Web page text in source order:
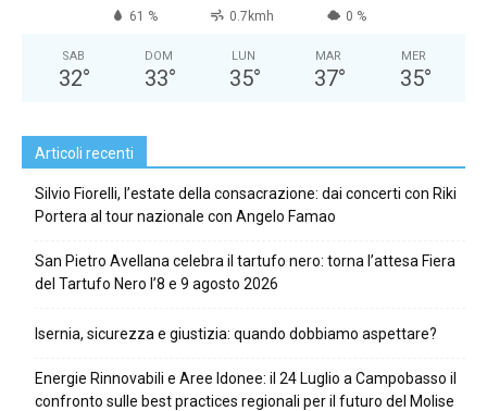
61 % 0.7kmh 0 %
SAB
32°
DOM
33°
LUN
35°
MAR
37°
MER
35°
Articoli recenti
Silvio Fiorelli, l’estate della consacrazione: dai concerti con Riki
Portera al tour nazionale con Angelo Famao
San Pietro Avellana celebra il tartufo nero: torna l’attesa Fiera
del Tartufo Nero l’8 e 9 agosto 2026
Isernia, sicurezza e giustizia: quando dobbiamo aspettare?
Energie Rinnovabili e Aree Idonee: il 24 Luglio a Campobasso il
confronto sulle best practices regionali per il futuro del Molise